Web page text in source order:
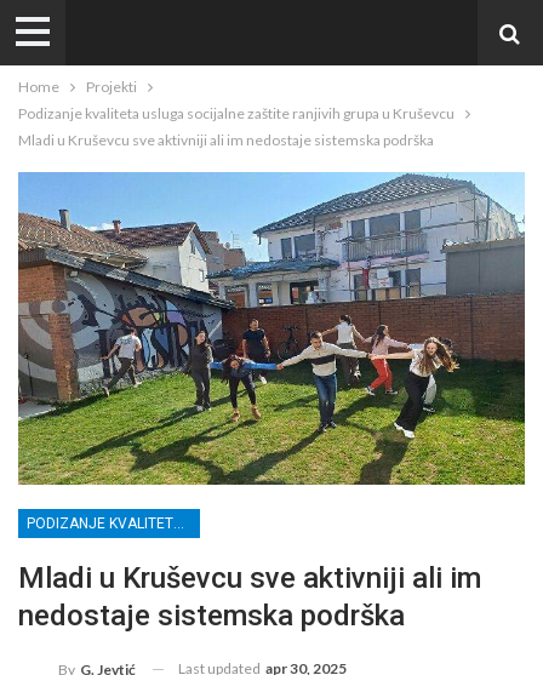
Home
Projekti
Podizanje kvaliteta usluga socijalne zaštite ranjivih grupa u Kruševcu
Mladi u Kruševcu sve aktivniji ali im nedostaje sistemska podrška
PODIZANJE KVALITETA USLUGA SOCIJALNE ZAŠTITE RANJIVIH GRUPA U KRUŠEVCU
Mladi u Kruševcu sve aktivniji ali im
nedostaje sistemska podrška
By G. Jevtić Last updated apr 30, 2025